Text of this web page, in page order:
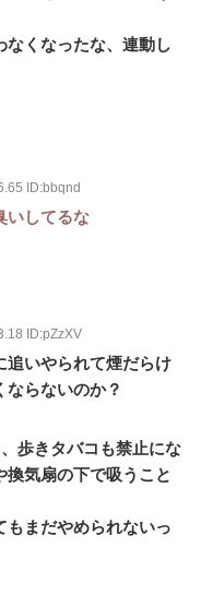
なくなったな、連動し
ID:bbqnd
いしてるな
ID:pZzXV
追いやられて煙だらけ
ならないのか？
歩きタバコも禁止にな
換気扇の下で吸うこと
もまだやめられないっ